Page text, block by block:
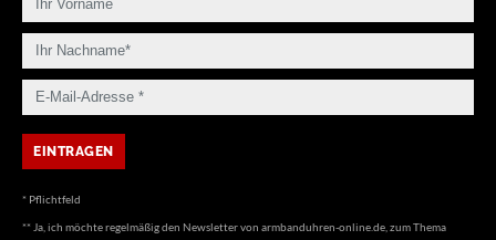
* Pflichtfeld
** Ja, ich möchte regelmäßig den Newsletter von armbanduhren-online.de, zum Thema